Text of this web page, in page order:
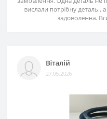
вислали потрібну деталь ,
задоволенна.
Віталій
27.05.2026